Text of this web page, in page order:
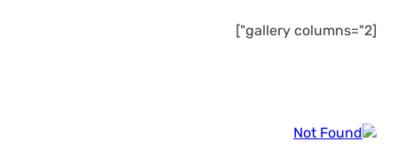
[gallery columns="2"]